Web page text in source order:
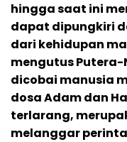
hingga saat ini
dapat dipungkiri
dari kehidupan
mengutus Putera-
dicobai manusia
dosa Adam dan
terlarang,
melanggar